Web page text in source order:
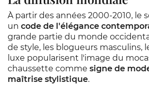
À partir des années 2000-2010, le
un code de l'élégance
grande partie du monde
de style, les blogueurs masculins,
luxe popularisent l'image du
chaussette comme signe de
maîtrise stylistique.